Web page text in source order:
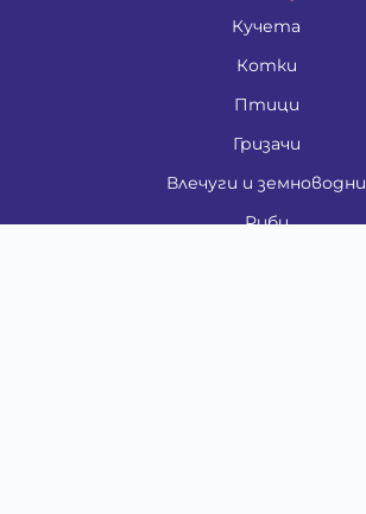
Кучета
Котки
Птици
Гризачи
Влечуги и земноводни
Риби